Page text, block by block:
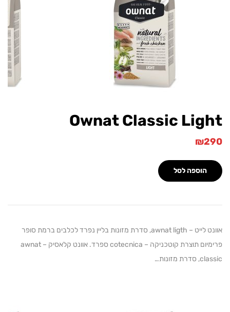
Ownat Classic
₪
לסל
אוונט לייט – awnat ligth, סדרת מזונות בליין נפרד לכלבים ברמת סופר
פרימיום תוצרת קוטכניקה – cotecnica ספרד. אוונט קלאסיק – awnat